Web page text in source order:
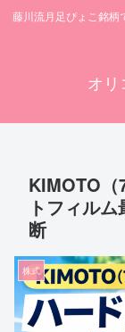
藤川流月足ぴょこ銘柄
オリ
KIMOTO
トフィル
断
株式